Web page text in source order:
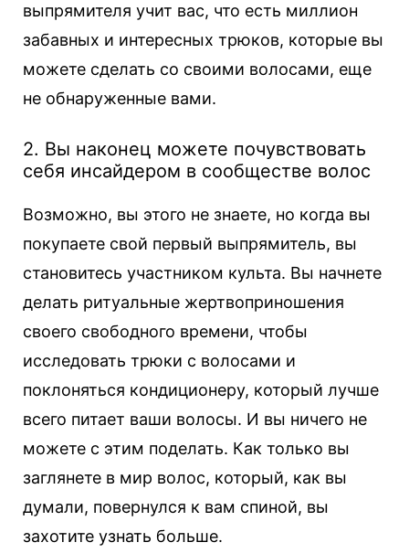
выпрямителя учит вас, что есть миллион
забавных и интересных трюков, которые вы
можете сделать со своими волосами, еще
не обнаруженные вами.
2. Вы наконец можете почувствовать
себя инсайдером в сообществе волос
Возможно, вы этого не знаете, но когда вы
покупаете свой первый выпрямитель, вы
становитесь участником культа. Вы начнете
делать ритуальные жертвоприношения
своего свободного времени, чтобы
исследовать трюки с волосами и
поклоняться кондиционеру, который лучше
всего питает ваши волосы. И вы ничего не
можете с этим поделать. Как только вы
заглянете в мир волос, который, как вы
думали, повернулся к вам спиной, вы
захотите узнать больше.